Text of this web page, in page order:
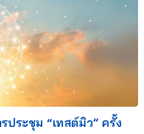
ประชุม “เทสต์มิว” ครั้ง